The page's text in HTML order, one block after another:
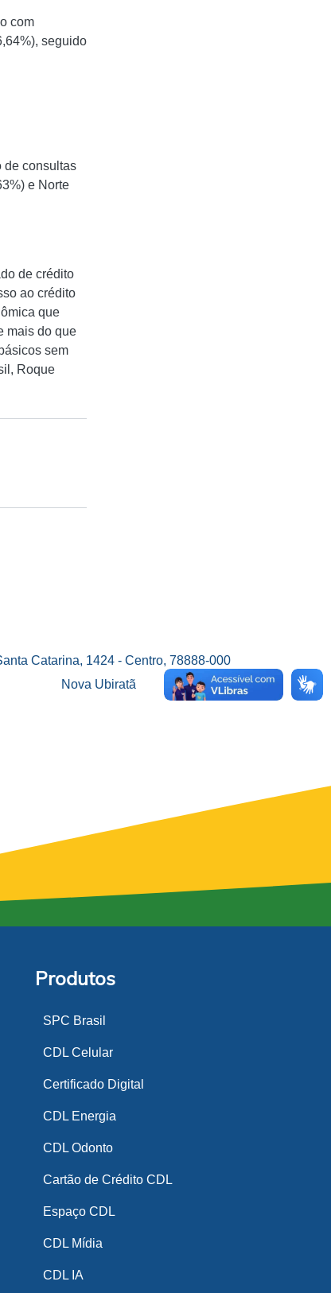
com
seguido
de consultas
e Norte
de crédito
ao crédito
que
mais do que
sem
Roque
Catarina, 1424 - Centro, 78888-000
Nova Ubiratã
Produtos
SPC Brasil
CDL Celular
Certificado Digital
CDL Energia
CDL Odonto
Cartão de Crédito CDL
Espaço CDL
CDL Mídia
CDL IA